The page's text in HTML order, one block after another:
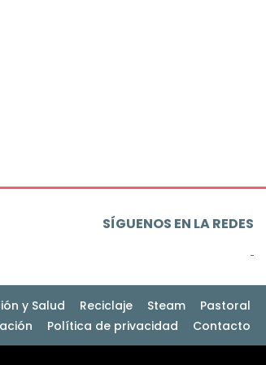
SÍGUENOS EN LA REDES
y Salud Reciclaje Steam
Pastoral
Política de privacidad Contacto